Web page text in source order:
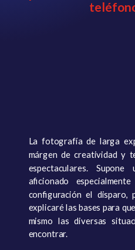
La fotografía de larga
márgen de creatividad y
espectaculares.
aficionado
configuración el
explicaré las bases para
mismo las diversas
encontrar.